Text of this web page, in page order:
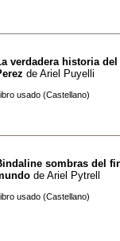
verdadera historia del
de Ariel Puyelli
Libro usado (Castellano)
sombras del
de Ariel Pytrell
Libro usado (Castellano)